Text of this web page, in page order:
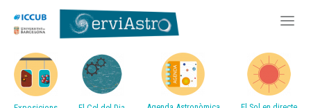
Vés
al
contingut
Accessos directes